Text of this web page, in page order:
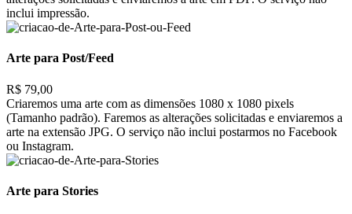
inclui impressão.
Arte para Post/Feed
R$ 79,00
Criaremos uma arte com as dimensões 1080 x 1080 pixels
(Tamanho padrão). Faremos as alterações solicitadas e enviaremos a
arte na extensão JPG. O serviço não inclui postarmos no Facebook
ou Instagram.
Arte para Stories